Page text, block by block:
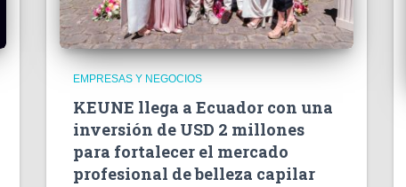
EMPRESAS Y NEGOCIOS
KEUNE llega a Ecuador con una
inversión de USD 2 millones
para fortalecer el mercado
profesional de belleza capilar